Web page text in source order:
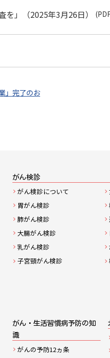
」（2025年3月26日）
」完了のお
サ
イ
ト
マ
ッ
がん検診
がん検診について
胃がん検診
肺がん検診
大腸がん検診
乳がん検診
子宮頸がん検診
がん・生活習慣病予防の知
識
がんの予防12ヵ条